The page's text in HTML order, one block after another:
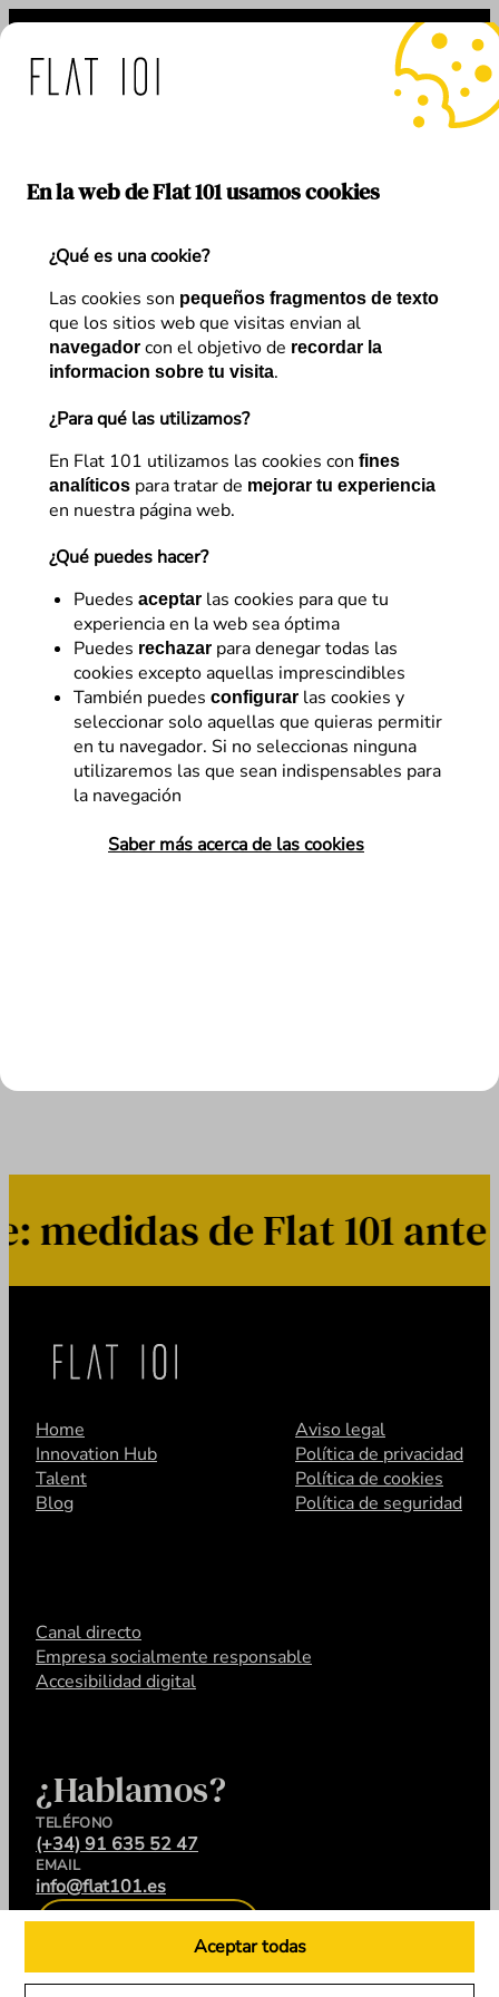
En la web de Flat 101 usamos cookies
¿Qué es una cookie?
Las cookies son pequeños fragmentos de texto
que los sitios web que visitas envian al
navegador con el objetivo de recordar la
informacion sobre tu visita.
¿Para qué las utilizamos?
En Flat 101 utilizamos las cookies con fines
analíticos para tratar de mejorar tu experiencia
en nuestra página web.
¿Qué puedes hacer?
Puedes aceptar las cookies para que tu
experiencia en la web sea óptima
Puedes rechazar para denegar todas las
cookies excepto aquellas imprescindibles
También puedes configurar las cookies y
seleccionar solo aquellas que quieras permitir
en tu navegador. Si no seleccionas ninguna
utilizaremos las que sean indispensables para
la navegación
Saber más acerca de las cookies
Aceptar todas
Saltar
contenido
Etiqueta:Figjam
Business strategy
Retrospectivas, herramienta
clave para la mejora
continua en proyectos
¿Sabes cómo organizar retrospectivas
de Flat 101
Home
Innovation Hub
Talent
Blog
Aviso legal
Política de privacidad
Política de cookies
Política de seguridad
Canal directo
Empresa socialmente responsable
Accesibilidad digital
¿Hablamos?
TELÉFONO
(+34) 91 635 52 47
EMAIL
info@flat101.es
CONTACTA